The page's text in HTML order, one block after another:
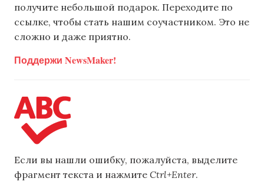
получите небольшой подарок. Переходите по
ссылке, чтобы стать нашим соучастником. Это не
сложно и даже приятно.
Поддержи NewsMaker!
Если вы нашли ошибку, пожалуйста, выделите
фрагмент текста и нажмите Ctrl+Enter.